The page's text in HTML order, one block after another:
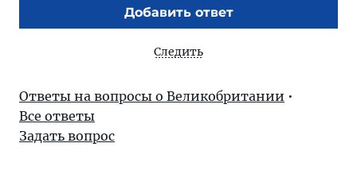
Добавить ответ
Следить
Ответы на вопросы о Великобритании •
Все ответы
Задать вопрос